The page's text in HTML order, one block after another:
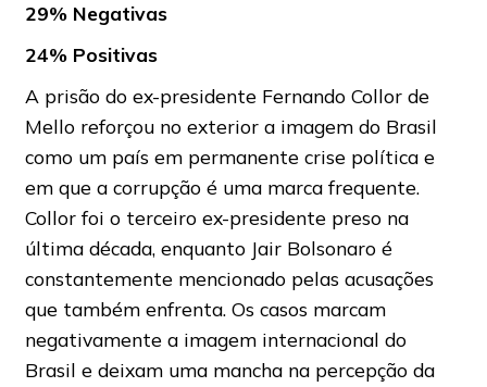
29% Negativas
24% Positivas
A prisão do ex-presidente Fernando Collor de
Mello reforçou no exterior a imagem do Brasil
como um país em permanente crise política e
em que a corrupção é uma marca frequente.
Collor foi o terceiro ex-presidente preso na
última década, enquanto Jair Bolsonaro é
constantemente mencionado pelas acusações
que também enfrenta. Os casos marcam
negativamente a imagem internacional do
Brasil e deixam uma mancha na percepção da